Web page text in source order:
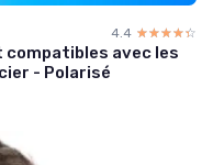
4.4 ☆☆☆☆☆
★★★★★
compatibles avec les
- Polarisé